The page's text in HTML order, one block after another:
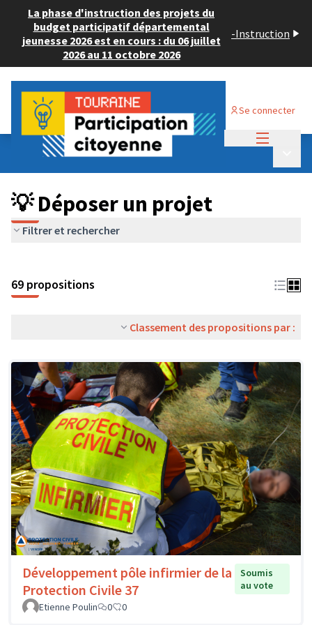
La phase d'instruction des projets du
budget participatif départemental
jeunesse 2026 est en cours : du 06 juillet
2026 au 11 octobre 2026
-Instruction
Se connecter
Budget Participatif ADULTE 2024
💡 Déposer un projet
💡 Déposer un projet
Filtrer et rechercher
69 propositions
Classement des propositions par :
Développement pôle infirmier de la
Protection Civile 37
Soumis
au vote
Etienne Poulin
0 0